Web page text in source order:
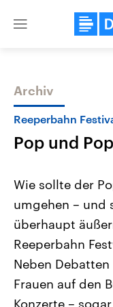
Close
Themen
Landtagswahl
2026
Alle Informationen
Sachsen-Anhalt
September 2026
Bundesland von
Archiv
Reeperbahn
Pop und
Wie sollte der
umgehen – und
überhaupt
Reeperbahn
Neben
Frauen auf den
Konzerte –